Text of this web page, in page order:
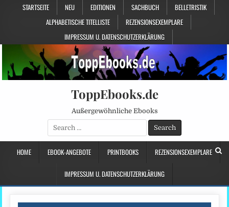
STARTSEITE NEU EDITIONEN SACHBUCH
BELLETRISTIK
ALPHABETISCHE TITELLISTE
REZENSIONSEXEMPLARE
IMPRESSUM U. DATENSCHUTZERKLÄRUNG
ToppEbooks.de
Außergewöhnliche Ebooks
Search
for:
HOME EBOOK-ANGEBOTE PRINTBOOKS REZENSIONSEXEMPLARE
IMPRESSUM U. DATENSCHUTZERKLÄRUNG